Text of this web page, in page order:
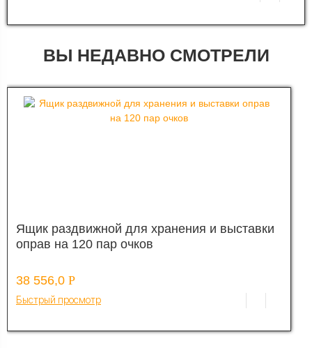
ВЫ НЕДАВНО СМОТРЕЛИ
Ящик раздвижной для хранения и выставки
оправ на 120 пар очков
38 556,0 Р
Быстрый просмотр